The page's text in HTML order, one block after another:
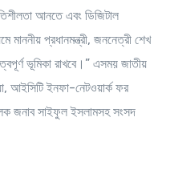
আনতে এবং ডিজিটাল
মাননীয় প্রধানমন্ত্রী, জননেত্রী শেখ
ভূমিকা রাখবে।” এসময় জাতীয়
আইসিটি ইনফা-নেটওয়ার্ক ফর
জনাব সাইফুল ইসলামসহ সংসদ